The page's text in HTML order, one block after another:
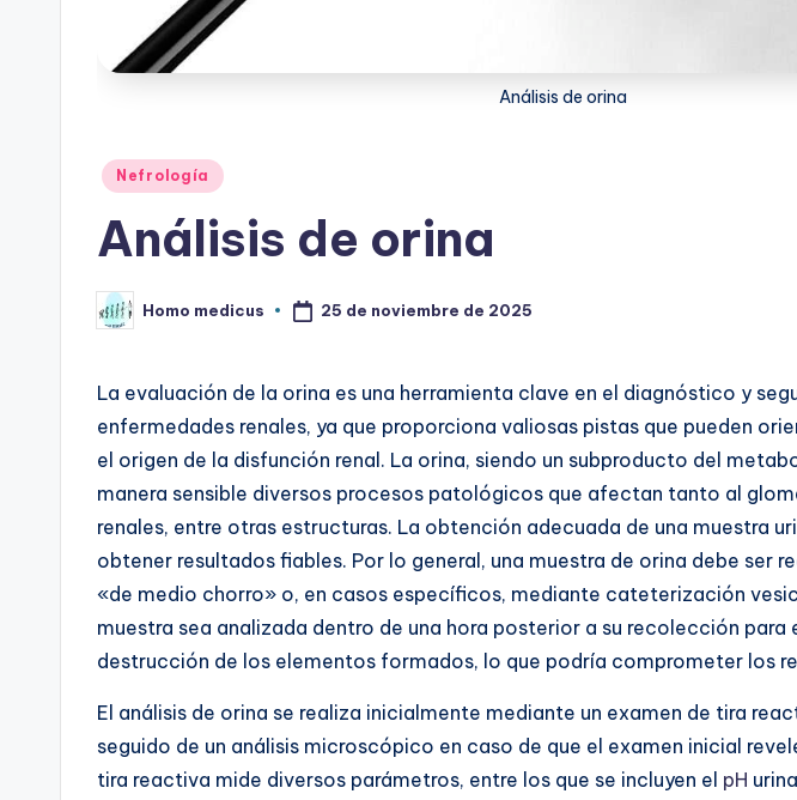
Análisis de orina
Publicado
Nefrología
Análisis de orina
Publicado
por
Homo medicus 25 de noviembre de 2025
La evaluación de la orina es una herramienta clave en el diagnóstico y
enfermedades renales, ya que proporciona valiosas pistas que pueden
el origen de la disfunción renal. La orina, siendo un subproducto del
manera sensible diversos procesos patológicos que afectan tanto al
renales, entre otras estructuras. La obtención adecuada de una muestra
obtener resultados fiables. Por lo general, una muestra de orina debe ser
«de medio chorro» o, en casos específicos, mediante cateterización
muestra sea analizada dentro de una hora posterior a su recolección
destrucción de los elementos formados, lo que podría comprometer los
El análisis de orina se realiza inicialmente mediante un examen de tira
seguido de un análisis microscópico en caso de que el examen inicial
tira reactiva mide diversos parámetros, entre los que se incluyen el pH